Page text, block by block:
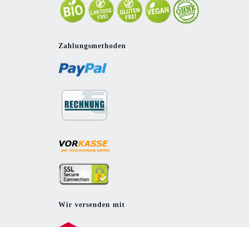
Zahlungsmethoden
Wir versenden mit